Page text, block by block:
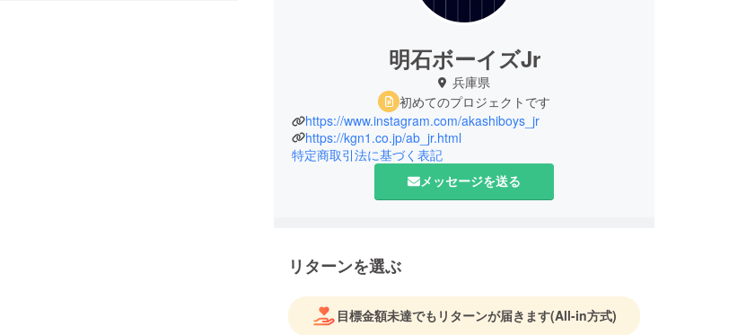
明石ボーイズJr
兵庫県
初めてのプロジェクトです
https://www.instagram.com/akashiboys_jr
https://kgn1.co.jp/ab_jr.html
特定商取引法に基づく表記
メッセージを送る
リターンを選ぶ
目標金額未達でもリターンが届きます(All-in方式)